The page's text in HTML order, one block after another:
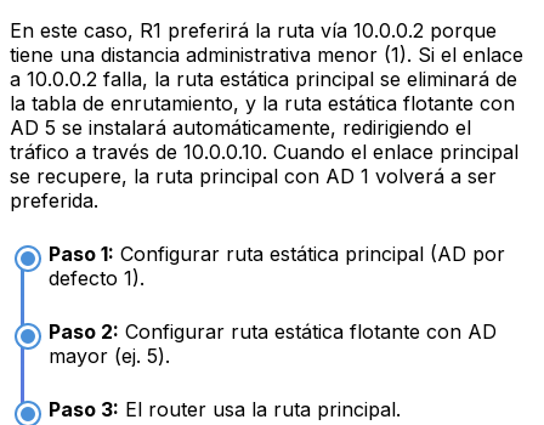
En este caso, R1 preferirá la ruta vía 10.0.0.2 porque
tiene una distancia administrativa menor (1). Si el enlace
a 10.0.0.2 falla, la ruta estática principal se eliminará de
la tabla de enrutamiento, y la ruta estática flotante con
AD 5 se instalará automáticamente, redirigiendo el
tráfico a través de 10.0.0.10. Cuando el enlace principal
se recupere, la ruta principal con AD 1 volverá a ser
preferida.
Paso 1: Configurar ruta estática principal (AD por
defecto 1).
Paso 2: Configurar ruta estática flotante con AD
mayor (ej. 5).
Paso 3: El router usa la ruta principal.